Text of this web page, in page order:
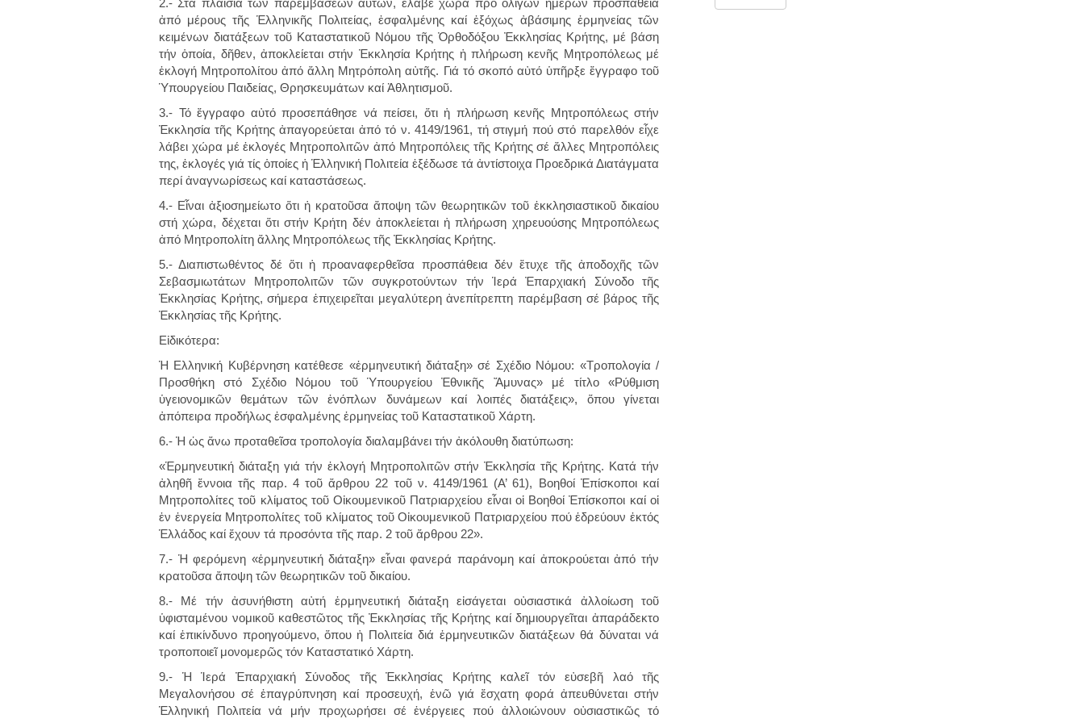
2.- Στά πλαίσια τῶν παρεμβάσεων αὐτῶν, ἔλαβε χώρα πρό ὀλίγων ἡμερῶν προσπάθεια
ἀπό μέρους τῆς Ἑλληνικῆς Πολιτείας, ἐσφαλμένης καί ἐξόχως ἀβάσιμης ἑρμηνείας τῶν
κειμένων διατάξεων τοῦ Καταστατικοῦ Νόμου τῆς Ὀρθοδόξου Ἐκκλησίας Κρήτης, μέ βάση
τήν ὁποία, δῆθεν, ἀποκλείεται στήν Ἐκκλησία Κρήτης ἡ πλήρωση κενῆς Μητροπόλεως μέ
ἐκλογή Μητροπολίτου ἀπό ἄλλη Μητρόπολη αὐτῆς. Γιά τό σκοπό αὐτό ὑπῆρξε ἔγγραφο τοῦ
Ὑπουργείου Παιδείας, Θρησκευμάτων καί Ἀθλητισμοῦ.
3.- Τό ἔγγραφο αὐτό προσεπάθησε νά πείσει, ὅτι ἡ πλήρωση κενῆς Μητροπόλεως στήν
Ἐκκλησία τῆς Κρήτης ἀπαγορεύεται ἀπό τό ν. 4149/1961, τή στιγμή πού στό παρελθόν εἶχε
λάβει χώρα μέ ἐκλογές Μητροπολιτῶν ἀπό Μητροπόλεις τῆς Κρήτης σέ ἄλλες Μητροπόλεις
της, ἐκλογές γιά τίς ὁποίες ἡ Ἑλληνική Πολιτεία ἐξέδωσε τά ἀντίστοιχα Προεδρικά Διατάγματα
περί ἀναγνωρίσεως καί καταστάσεως.
4.- Εἶναι ἀξιοσημείωτο ὅτι ἡ κρατοῦσα ἄποψη τῶν θεωρητικῶν τοῦ ἐκκλησιαστικοῦ δικαίου
στή χώρα, δέχεται ὅτι στήν Κρήτη δέν ἀποκλείεται ἡ πλήρωση χηρευούσης Μητροπόλεως
ἀπό Μητροπολίτη ἄλλης Μητροπόλεως τῆς Ἐκκλησίας Κρήτης.
5.- Διαπιστωθέντος δέ ὅτι ἡ προαναφερθεῖσα προσπάθεια δέν ἔτυχε τῆς ἀποδοχῆς τῶν
Σεβασμιωτάτων Μητροπολιτῶν τῶν συγκροτούντων τήν Ἱερά Ἐπαρχιακή Σύνοδο τῆς
Ἐκκλησίας Κρήτης, σήμερα ἐπιχειρεῖται μεγαλύτερη ἀνεπίτρεπτη παρέμβαση σέ βάρος τῆς
Ἐκκλησίας τῆς Κρήτης.
Εἰδικότερα:
Ἡ Ελληνική Κυβέρνηση κατέθεσε «ἑρμηνευτική διάταξη» σέ Σχέδιο Νόμου: «Τροπολογία /
Προσθήκη στό Σχέδιο Νόμου τοῦ Ὑπουργείου Ἐθνικῆς Ἄμυνας» μέ τίτλο «Ρύθμιση
ὑγειονομικῶν θεμάτων τῶν ἐνόπλων δυνάμεων καί λοιπές διατάξεις», ὅπου γίνεται
ἀπόπειρα προδήλως ἐσφαλμένης ἑρμηνείας τοῦ Καταστατικοῦ Χάρτη.
6.- Ἡ ὡς ἄνω προταθεῖσα τροπολογία διαλαμβάνει τήν ἀκόλουθη διατύπωση:
«Ἑρμηνευτική διάταξη γιά τήν ἐκλογή Μητροπολιτῶν στήν Ἐκκλησία τῆς Κρήτης. Κατά τήν
ἀληθῆ ἔννοια τῆς παρ. 4 τοῦ ἄρθρου 22 τοῦ ν. 4149/1961 (Α’ 61), Βοηθοί Ἐπίσκοποι καί
Μητροπολίτες τοῦ κλίματος τοῦ Οἰκουμενικοῦ Πατριαρχείου εἶναι οἱ Βοηθοί Ἐπίσκοποι καί οἱ
ἐν ἐνεργεία Μητροπολίτες τοῦ κλίματος τοῦ Οἰκουμενικοῦ Πατριαρχείου πού ἑδρεύουν ἐκτός
Ἑλλάδος καί ἔχουν τά προσόντα τῆς παρ. 2 τοῦ ἄρθρου 22».
7.- Ἡ φερόμενη «ἑρμηνευτική διάταξη» εἶναι φανερά παράνομη καί ἀποκρούεται ἀπό τήν
κρατοῦσα ἄποψη τῶν θεωρητικῶν τοῦ δικαίου.
8.- Μέ τήν ἀσυνήθιστη αὐτή ἑρμηνευτική διάταξη εἰσάγεται οὐσιαστικά ἀλλοίωση τοῦ
ὑφισταμένου νομικοῦ καθεστῶτος τῆς Ἐκκλησίας τῆς Κρήτης καί δημιουργεῖται ἀπαράδεκτο
καί ἐπικίνδυνο προηγούμενο, ὅπου ἡ Πολιτεία διά ἑρμηνευτικῶν διατάξεων θά δύναται νά
τροποποιεῖ μονομερῶς τόν Καταστατικό Χάρτη.
9.- Ἡ Ἱερά Ἐπαρχιακή Σύνοδος τῆς Ἐκκλησίας Κρήτης καλεῖ τόν εὐσεβῆ λαό τῆς
Μεγαλονήσου σέ ἐπαγρύπνηση καί προσευχή, ἐνῶ γιά ἔσχατη φορά ἀπευθύνεται στήν
Ἑλληνική Πολιτεία νά μήν προχωρήσει σέ ἐνέργειες πού ἀλλοιώνουν οὐσιαστικῶς τό